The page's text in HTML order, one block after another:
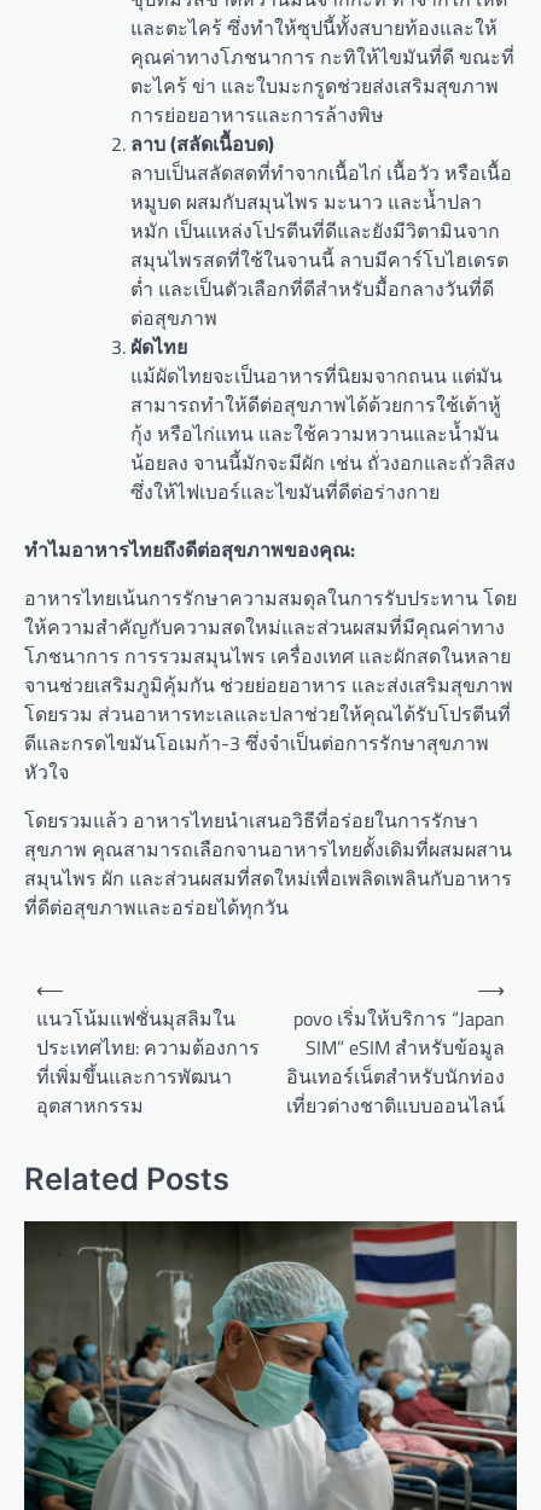
และตะไคร้ ซึ่งทำให้ซุปนี้ทั้งสบายท้องและให้
คุณค่าทางโภชนาการ กะทิให้ไขมันที่ดี ขณะที่
ตะไคร้ ข่า และใบมะกรูดช่วยส่งเสริมสุขภาพ
การย่อยอาหารและการล้างพิษ
ลาบ (สลัดเนื้อบด)
ลาบเป็นสลัดสดที่ทำจากเนื้อไก่ เนื้อวัว หรือเนื้อ
หมูบด ผสมกับสมุนไพร มะนาว และน้ำปลา
หมัก เป็นแหล่งโปรตีนที่ดีและยังมีวิตามินจาก
สมุนไพรสดที่ใช้ในจานนี้ ลาบมีคาร์โบไฮเดรต
ต่ำ และเป็นตัวเลือกที่ดีสำหรับมื้อกลางวันที่ดี
ต่อสุขภาพ
ผัดไทย
แม้ผัดไทยจะเป็นอาหารที่นิยมจากถนน แต่มัน
สามารถทำให้ดีต่อสุขภาพได้ด้วยการใช้เต้าหู้
กุ้ง หรือไก่แทน และใช้ความหวานและน้ำมัน
น้อยลง จานนี้มักจะมีผัก เช่น ถั่วงอกและถั่วลิสง
ซึ่งให้ไฟเบอร์และไขมันที่ดีต่อร่างกาย
ทำไมอาหารไทยถึงดีต่อสุขภาพของคุณ:
อาหารไทยเน้นการรักษาความสมดุลในการรับประทาน โดย
ให้ความสำคัญกับความสดใหม่และส่วนผสมที่มีคุณค่าทาง
โภชนาการ การรวมสมุนไพร เครื่องเทศ และผักสดในหลาย
จานช่วยเสริมภูมิคุ้มกัน ช่วยย่อยอาหาร และส่งเสริมสุขภาพ
โดยรวม ส่วนอาหารทะเลและปลาช่วยให้คุณได้รับโปรตีนที่
ดีและกรดไขมันโอเมก้า-3 ซึ่งจำเป็นต่อการรักษาสุขภาพ
หัวใจ
โดยรวมแล้ว อาหารไทยนำเสนอวิธีที่อร่อยในการรักษา
สุขภาพ คุณสามารถเลือกจานอาหารไทยดั้งเดิมที่ผสมผสาน
สมุนไพร ผัก และส่วนผสมที่สดใหม่เพื่อเพลิดเพลินกับอาหาร
ที่ดีต่อสุขภาพและอร่อยได้ทุกวัน
a
i
t
i
o
n
⟵
แนวโน้มแฟชั่นมุสลิมใน
ประเทศไทย: ความต้องการ
ที่เพิ่มขึ้นและการพัฒนา
อุตสาหกรรม
povo เริ่มให้บริการ “Japan
SIM” eSIM สำหรับข้อมูล
อินเทอร์เน็ตสำหรับนักท่อง
เที่ยวต่างชาติแบบออนไลน์
⟶
Related Posts